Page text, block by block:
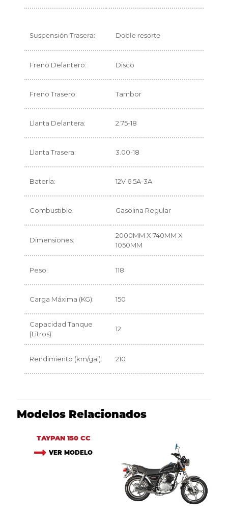
Suspensión Trasera: Doble resorte
Freno Delantero: Disco
Freno Trasero: Tambor
Llanta Delantera: 2.75-18
Llanta Trasera: 3.00-18
Batería: 12V 6.5A-3A
Combustible: Gasolina Regular
Dimensiones:
2000MM X 740MM X
1050MM
Peso: 118
Carga Máxima (KG): 150
Capacidad Tanque
(Litros):
12
Rendimiento (km/gal): 210
Modelos Relacionados
TAYPAN 150 CC
VER MODELO